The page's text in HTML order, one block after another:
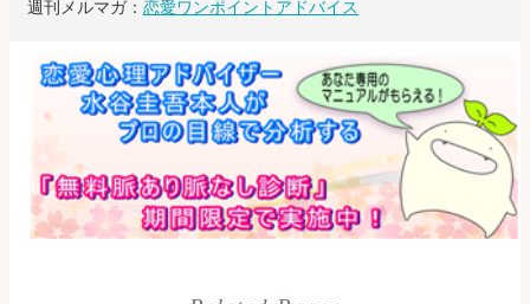
週刊メルマガ： 恋愛ワンポイントアドバイス